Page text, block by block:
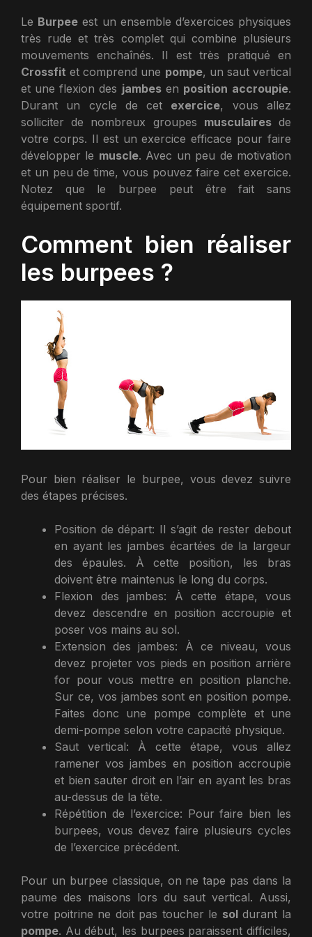
Le Burpee est un ensemble d’exercices physiques
très rude et très complet qui combine plusieurs
mouvements enchaînés. Il est très pratiqué en
Crossfit et comprend une pompe, un saut vertical
et une flexion des jambesen position accroupie.
Durant un cycle de cet exercice, vous allez
solliciter de nombreux groupes musculairesde
votre corps. Il est un exercice efficace pour faire
développer le muscle. Avec un peu de motivation
et un peu de time, vous pouvez faire cet exercice.
Notez que le burpee peut être fait sans
équipement sportif.
Comment bien réaliser
les burpees ?
Pour bien réaliser le burpee, vous devez suivre
des étapes précises.
Position de départ: Il s’agit de rester debout
en ayant les jambes écartées de la largeur
des épaules. À cette position, les bras
doivent être maintenus le long du corps.
Flexion des jambes: À cette étape, vous
devez descendre en position accroupie et
poser vos mains au sol.
Extension des jambes: À ce niveau, vous
devez projeter vos pieds en position arrière
for pour vous mettre en position planche.
Sur ce, vos jambes sont en position pompe.
Faites donc une pompe complète et une
demi-pompe selon votre capacité physique.
Saut vertical: À cette étape, vous allez
ramener vos jambes en position accroupie
et bien sauter droit en l’air en ayant les bras
au-dessus de la tête.
Répétition de l’exercice: Pour faire bien les
burpees, vous devez faire plusieurs cycles
de l’exercice précédent.
Pour un burpee classique, on ne tape pas dans la
paume des maisons lors du saut vertical. Aussi,
votre poitrine ne doit pas toucher le soldurant la
pompe. Au début, les burpees paraissent difficiles,